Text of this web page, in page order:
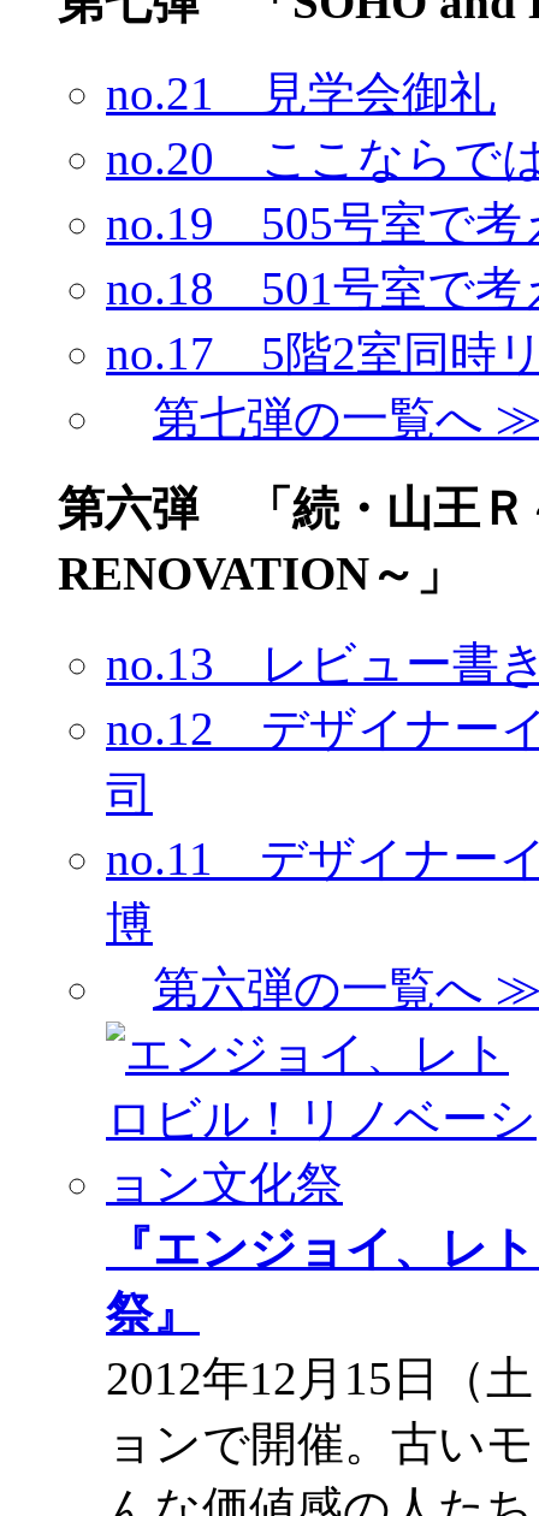
no.21 見学会御礼
no.20 ここならで
no.19 505号室で考
no.18 501号室で考
no.17 5階2室同時
第七弾の一覧へ
第六弾 「続・山王Ｒ
RENOVATION～」
no.13 レビュー書
no.12 デザイナー
司
no.11 デザイナー
博
第六弾の一覧へ
『エンジョイ、レ
祭』
2012年12月15日（
ョンで開催。古い